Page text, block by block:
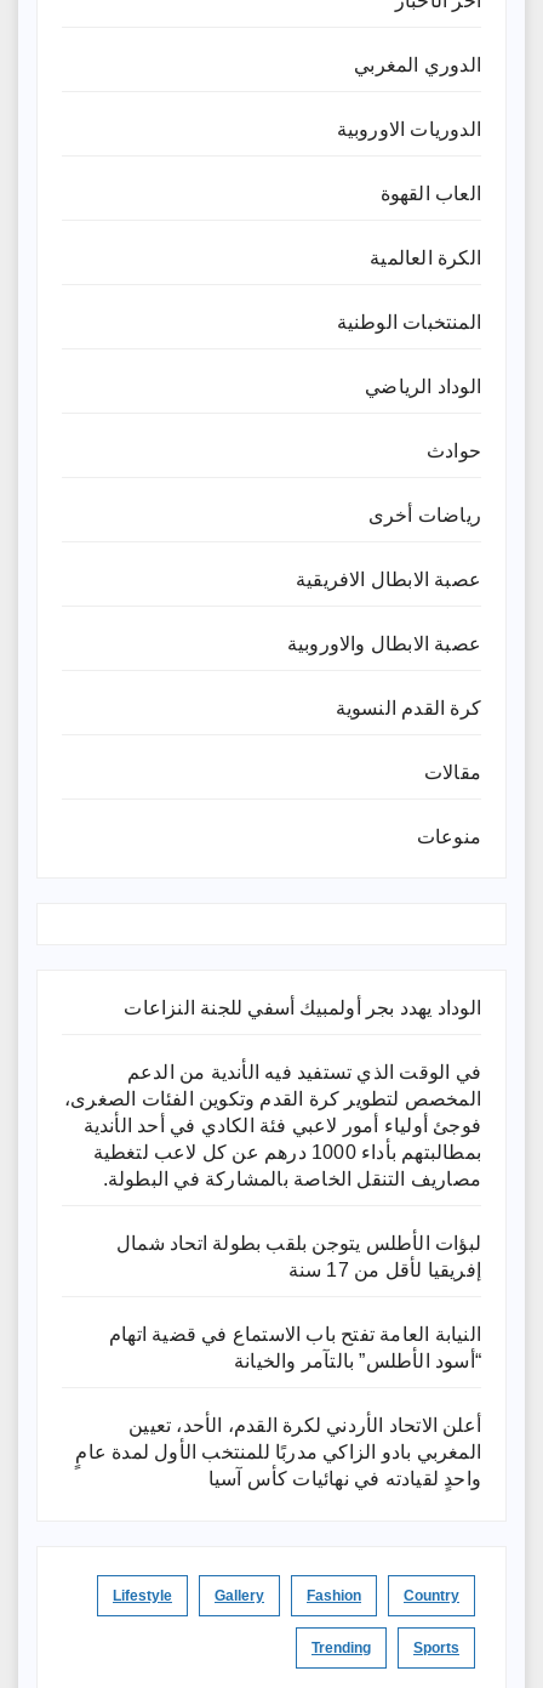
الدوري المغربي
الدوريات الاوروبية
العاب القهوة
الكرة العالمية
المنتخبات الوطنية
الوداد الرياضي
حوادث
رياضات أخرى
عصبة الابطال الافريقية
عصبة الابطال والاوروبية
كرة القدم النسوية
مقالات
منوعات
الوداد يهدد بجر أولمبيك أسفي للجنة النزاعات
في الوقت الذي تستفيد فيه الأندية من الدعم
المخصص لتطوير كرة القدم وتكوين الفئات الصغرى،
فوجئ أولياء أمور لاعبي فئة الكادي في أحد الأندية
بمطالبتهم بأداء 1000 درهم عن كل لاعب لتغطية
مصاريف التنقل الخاصة بالمشاركة في البطولة.
لبؤات الأطلس يتوجن بلقب بطولة اتحاد شمال
إفريقيا لأقل من 17 سنة
النيابة العامة تفتح باب الاستماع في قضية اتهام
“أسود الأطلس” بالتآمر والخيانة
أعلن الاتحاد الأردني لكرة القدم، الأحد، تعيين
المغربي بادو الزاكي مدربًا للمنتخب الأول لمدة عامٍ
واحدٍ لقيادته ​في نهائيات كأس آسيا
Country
Fashion
Gallery
Lifestyle
Sports
Trending